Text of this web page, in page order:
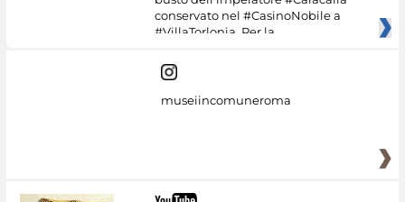
conservato nel #CasinoNobile a
#VillaTorlonia. Per la
museiincomuneroma